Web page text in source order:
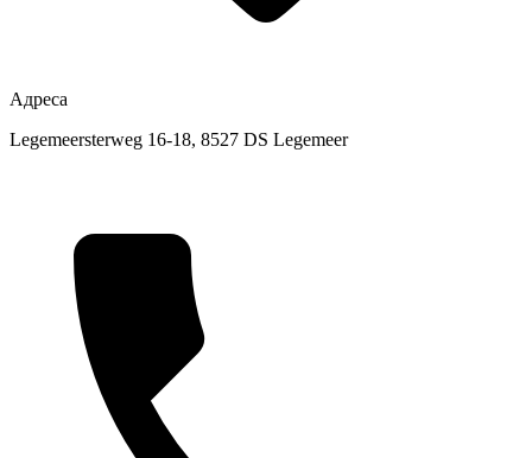
Адреса
Legemeersterweg 16-18, 8527 DS Legemeer